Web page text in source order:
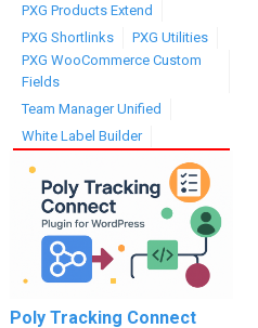
PXG Products Extend
PXG Shortlinks
PXG Utilities
PXG WooCommerce Custom
Fields
Team Manager Unified
White Label Builder
Poly Tracking Connect